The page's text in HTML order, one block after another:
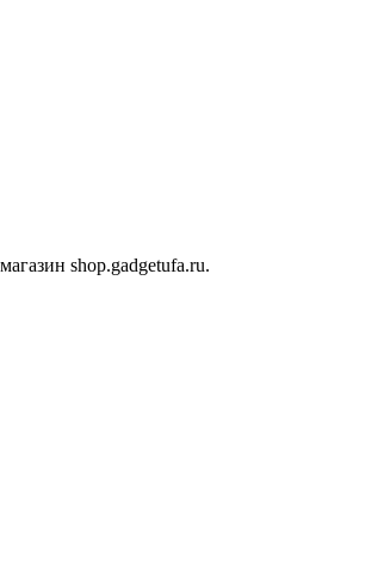
shop.gadgetufa.ru.